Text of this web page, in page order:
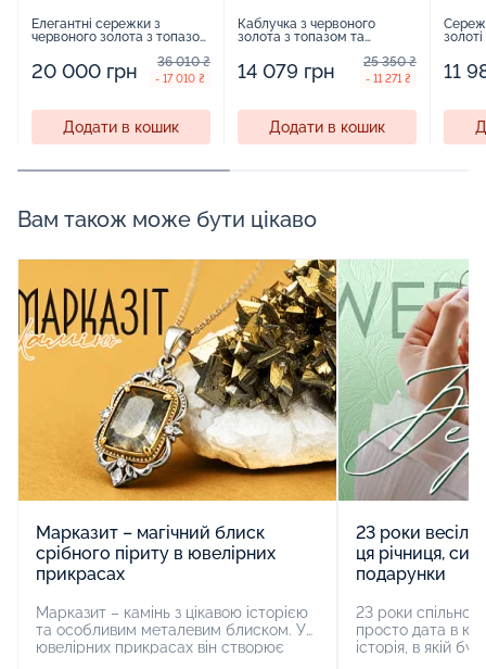
Елегантні сережки з
червоного золота з топазом
20 000 грн 36 010 ₴
- 17 010 ₴
Додати в кошик
Каблучка з червоного
золота з топазом та
14 079 грн 25 350 ₴
- 11 271 ₴
Додати в кошик
11
Вам також може бути цікаво
Марказит – магічний блиск
срібного піриту в ювелірних
прикрасах
Марказит – камінь з цікавою історією
та особливим металевим блиском. У
ювелірних прикрасах він створює
23 роки
ця річниця,
подарунки
23 роки
просто дата в
історія, в якій